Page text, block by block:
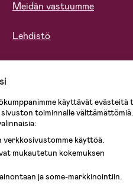
Meidän vastuumme
Lehdistö
tarvittavan lapsiperheelle nopeasti,
vaatteet vauvoille ja
Ergobaby, Philips Avent, Neonate,
käyttävät evästeitä
toiminnalle välttämättömiä.
verkkosivustomme käyttöä.
mukautetun kokemuksen
ja some-markkinointiin.